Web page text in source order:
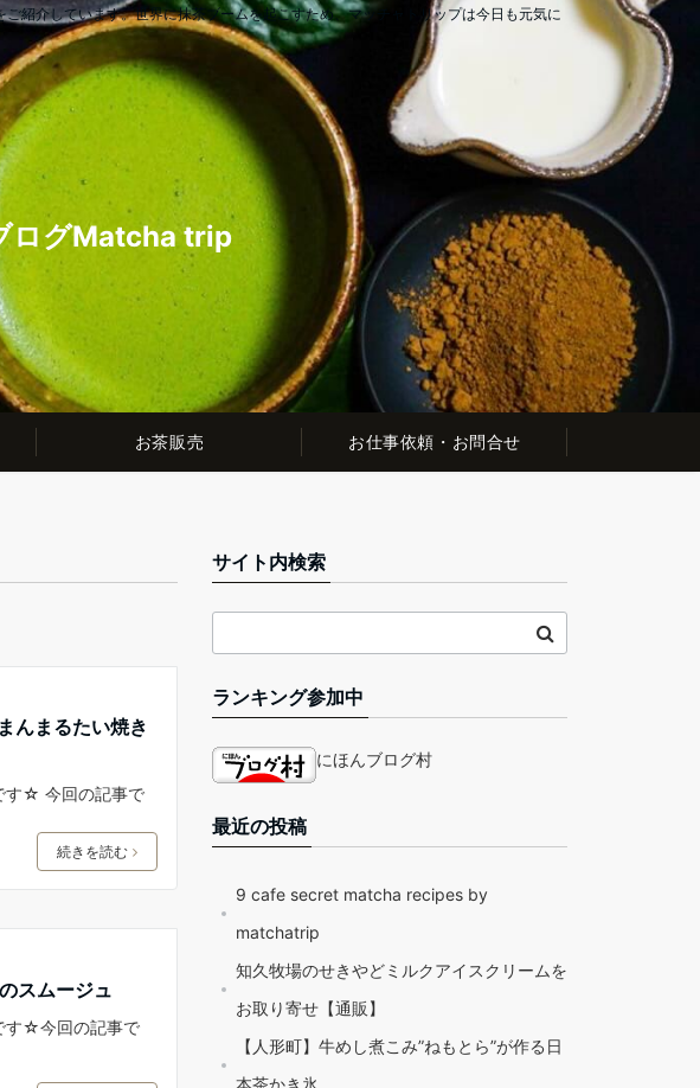
紹介しています。世界に抹茶ブームを起こすため、マッチャトリップは今日も元気に
ログMatcha trip
お茶販売 お仕事依頼・お問合せ
んまるたい焼き
す☆ 今回の記事で
続きを読む
スムージュ
す☆今回の記事で
サイト内検索
ランキング参加中
にほんブログ村
最近の投稿
9 cafe secret matcha recipes by
matchatrip
知久牧場のせきやどミルクアイスクリームを
お取り寄せ【通販】
【人形町】牛めし煮こみ”ねもとら”が作る日
本茶かき氷